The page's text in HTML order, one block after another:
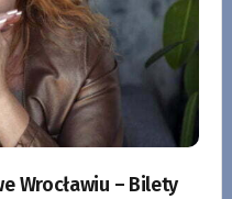
Wrocławiu – Bilety